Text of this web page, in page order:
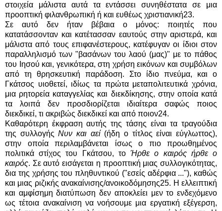
στοιχεία μάλιστα αυτά τα εντάσσει συνηθέστατα σε μια
προοπτική φιλανθρωπική ή και ευθέως χριστιανική23.
Σε αυτό δεν ήταν βέβαια ο μόνος: ποιητές που
κατατάσσονταν και κατέτασσαν εαυτούς στην αριστερά, και
μάλιστα από τους επιφανέστερους, κατέφυγαν οι ίδιοι στον
παραλληλισμό των "βασάνων του λαού (μας)" με το πάθος
του Ιησού και, γενικότερα, στη χρήση εικόνων και συμβόλων
από τη θρησκευτική παράδοση. Στο ίδιο πνεύμα, και ο
Γκάτσος υιοθετεί, ιδίως τα πρώτα μεταπολιτευτικά χρόνια,
μια ρητορεία καταγγελίας και διεκδίκησης, στην οποία κατά
τα λοιπά δεν προσδιορίζεται ιδιαίτερα σαφώς ποιος
διεκδικεί, τι ακριβώς διεκδικεί και από ποιον24.
Καθαρότερη έκφραση αυτής της τάσης είναι τα τραγούδια
της συλλογήςΝυν και αεί(ήδη ο τίτλος είναι εύγλωττος),
στην οποία περιλαμβάνεται ίσως ο πιο προωθημένος
πολιτικά στίχος του Γκάτσου, τοΉρθε ο καιρός ήρθε ο
καιρός. Σε αυτό εισάγεται η προοπτική μιας συλλογικότητας,
δια της χρήσης του πληθυντικού ("εσείς αδέρφια ..."), καθώς
και μιας ριζικής ανακαίνισης/ανοικοδόμησης25. Η ελλειπτική
και αμφίσημη διατύπωση δεν αποκλείει μεν το ενδεχόμενο
ως τέτοια ανακαίνιση να νοήσουμε μια εργατική εξέγερση,